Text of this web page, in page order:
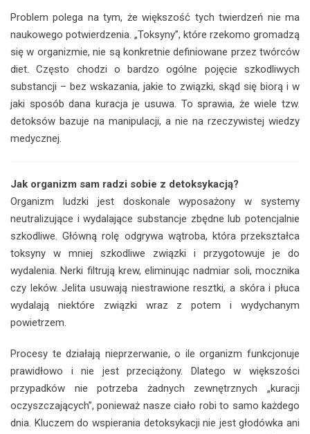
Problem polega na tym, że większość tych twierdzeń nie ma
naukowego potwierdzenia. „Toksyny”, które rzekomo gromadzą
się w organizmie, nie są konkretnie definiowane przez twórców
diet. Często chodzi o bardzo ogólne pojęcie szkodliwych
substancji – bez wskazania, jakie to związki, skąd się biorą i w
jaki sposób dana kuracja je usuwa. To sprawia, że wiele tzw.
detoksów bazuje na manipulacji, a nie na rzeczywistej wiedzy
medycznej.
Jak organizm sam radzi sobie z detoksykacją?
Organizm ludzki jest doskonale wyposażony w systemy
neutralizujące i wydalające substancje zbędne lub potencjalnie
szkodliwe. Główną rolę odgrywa wątroba, która przekształca
toksyny w mniej szkodliwe związki i przygotowuje je do
wydalenia. Nerki filtrują krew, eliminując nadmiar soli, mocznika
czy leków. Jelita usuwają niestrawione resztki, a skóra i płuca
wydalają niektóre związki wraz z potem i wydychanym
powietrzem.
Procesy te działają nieprzerwanie, o ile organizm funkcjonuje
prawidłowo i nie jest przeciążony. Dlatego w większości
przypadków nie potrzeba żadnych zewnętrznych „kuracji
oczyszczających”, ponieważ nasze ciało robi to samo każdego
dnia. Kluczem do wspierania detoksykacji nie jest głodówka ani